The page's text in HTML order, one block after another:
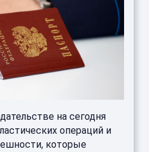
на сегодня
операций и
которые